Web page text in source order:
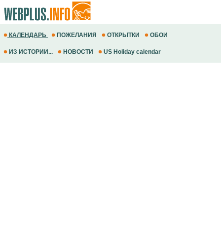
КАЛЕНДАРЬ ПОЖЕЛАНИЯ ОТКРЫТКИ ОБОИ
ИЗ ИСТОРИИ... НОВОСТИ US Holiday calendar